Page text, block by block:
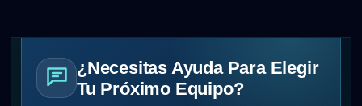
¿Necesitas Ayuda Para Elegir
Tu Próximo Equipo?